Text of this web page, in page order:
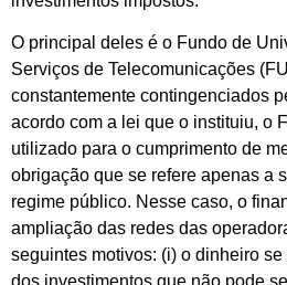
O principal deles é o Fundo de
Serviços de Telecomunicações
constantemente contingenciados
acordo com a lei que o instituiu, o
utilizado para o cumprimento de
obrigação que se refere apenas a
regime público. Nesse caso, o
ampliação das redes das
seguintes motivos: (i) o dinheiro